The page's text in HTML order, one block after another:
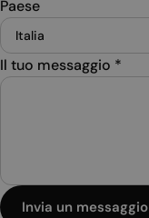
Paese
Il tuo messaggio *
Invia un messaggio